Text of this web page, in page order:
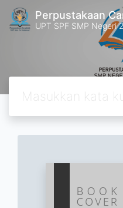
Perpustakaan
UPT SPF SMP Negeri